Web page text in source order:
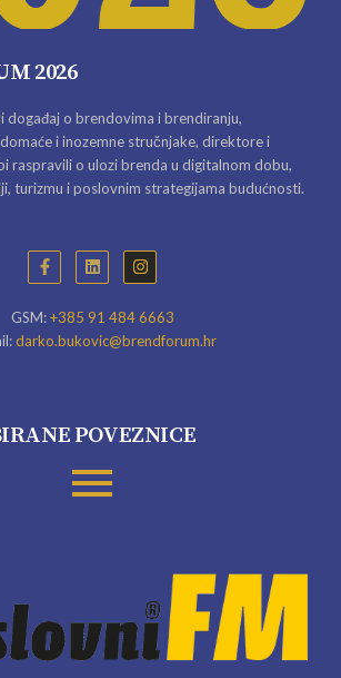
2026
događaj o brendovima i brendiranju,
i inozemne stručnjake, direktore i
raspravili o ulozi brenda u digitalnom dobu,
turizmu i poslovnim strategijama budućnosti.
GSM:+385 91 484 6663
darko.bukovic@brendforum.hr
POVEZNICE